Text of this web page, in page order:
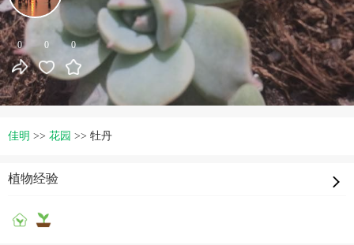
0 0 0
佳明 >> 花园 >> 牡丹
植物经验